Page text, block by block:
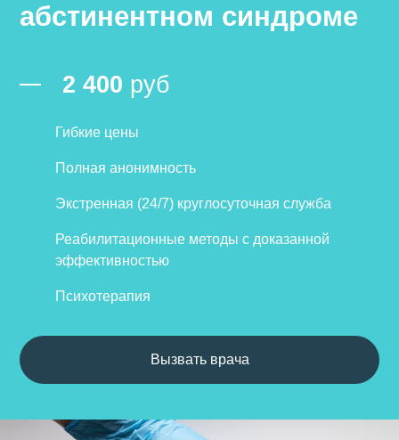
абстинентном синдроме
2 400 руб
Гибкие цены
Полная анонимность
Экстренная (24/7) круглосуточная служба
Реабилитационные методы с доказанной
эффективностью
Психотерапия
Вызвать врача